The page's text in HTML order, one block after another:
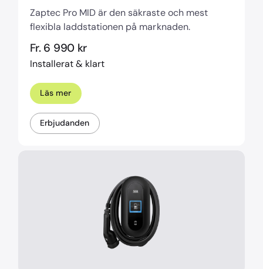
Zaptec Pro MID är den säkraste och mest
flexibla laddstationen på marknaden.
Fr. 6 990 kr
Installerat & klart
Läs mer
Erbjudanden